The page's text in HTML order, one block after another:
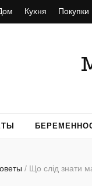
Кухня Покупки
/ Що слід знати